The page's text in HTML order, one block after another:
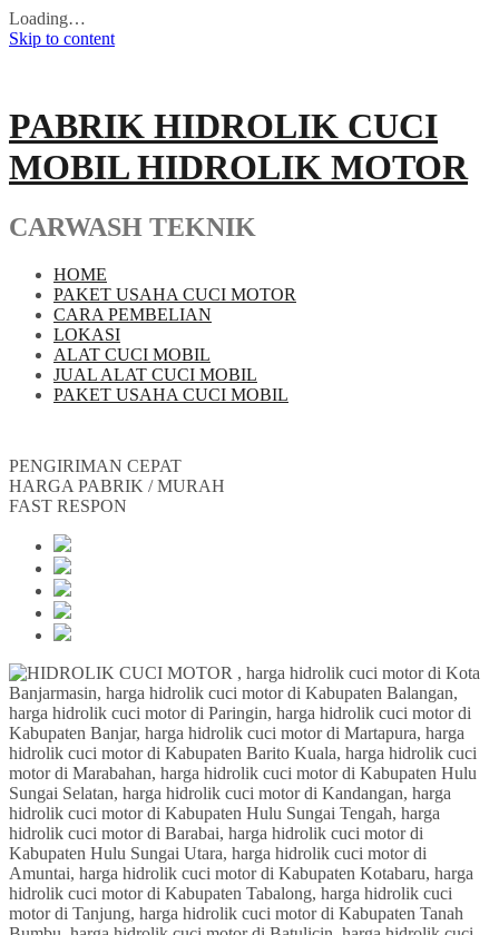
Loading…
Skip to content
PABRIK HIDROLIK CUCI
MOBIL HIDROLIK MOTOR
CARWASH TEKNIK
HOME
PAKET USAHA CUCI MOTOR
CARA PEMBELIAN
LOKASI
ALAT CUCI MOBIL
JUAL ALAT CUCI MOBIL
PAKET USAHA CUCI MOBIL
PENGIRIMAN CEPAT
HARGA PABRIK / MURAH
FAST RESPON